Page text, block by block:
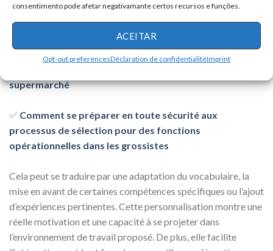
consentimento pode afetar negativamante certos recursos e funções.
ACEITAR
Opt-out preferencesDéclaration de confidentialitéImprint
direct pour des fonctions opérationnelles dans les
grossistes
Comment élaborer un curriculum clair, efficace et
supermarché
✅ Comment se préparer en toute sécurité aux
processus de sélection pour des fonctions
opérationnelles dans les grossistes
Cela peut se traduire par une adaptation du vocabulaire, la
mise en avant de certaines compétences spécifiques ou l’ajout
d’expériences pertinentes. Cette personnalisation montre une
réelle motivation et une capacité à se projeter dans
l’environnement de travail proposé. De plus, elle facilite